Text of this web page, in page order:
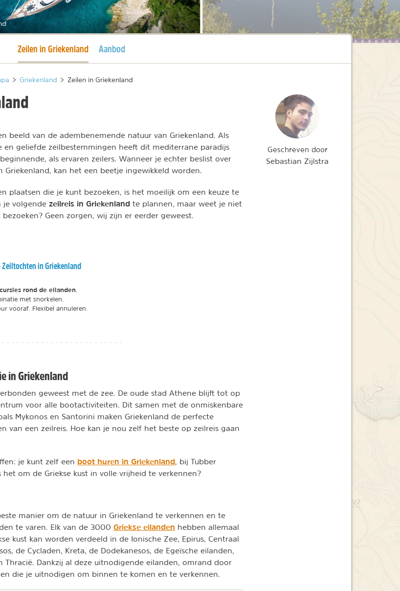
Huidige pagina
Zeilen in Griekenland Aanbod
> Griekenland > Zeilen in Griekenland
beeld van de adembenemende natuur van Griekenland. Als
en geliefde zeilbestemmingen heeft dit mediterrane paradijs
als ervaren zeilers. Wanneer je echter beslist over
Griekenland, kan het een beetje ingewikkeld worden.
plaatsen die je kunt bezoeken, is het moeilijk om een keuze te
je volgende zeilreis in Griekenland te plannen, maar weet je niet
Geen zorgen, wij zijn er eerder geweest.
Zeiltochten in Griekenland
rond de eilanden
met snorkelen.
vooraf. Flexibel annuleren.
in Griekenland
geweest met de zee. De oude stad Athene blijft tot op
voor alle bootactiviteiten. Dit samen met de onmiskenbare
Mykonos en Santorini maken Griekenland de perfecte
van een zeilreis. Hoe kan je nou zelf het beste op zeilreis gaan
je kunt zelf een boot huren in Griekenland , bij Tubber
het om de Griekse kust in volle vrijheid te verkennen?
manier om de natuur in Griekenland te verkennen en te
te varen. Elk van de 3000 Griekse eilanden hebben allemaal
kust kan worden verdeeld in de Ionische Zee, Epirus, Centraal
de Cycladen, Kreta, de Dodekanesos, de Egeïsche eilanden,
Thracië. Dankzij al deze uitnodigende eilanden, omrand door
die je uitnodigen om binnen te komen en te verkennen.
Geschreven door
Sebastian Zijlstra